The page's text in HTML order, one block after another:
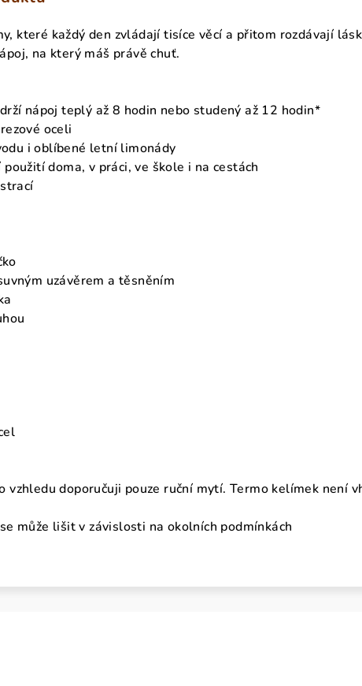
které každý den zvládají tisíce věcí a přitom rozdávají
na který máš právě chuť.
nápoj teplý až 8 hodin nebo studený až 12 hodin*
oceli
i oblíbené letní limonády
doma, v práci, ve škole i na cestách
uzávěrem a těsněním
vzhledu doporučuji pouze ruční mytí. Termo kelímek není
může lišit v závislosti na okolních podmínkách